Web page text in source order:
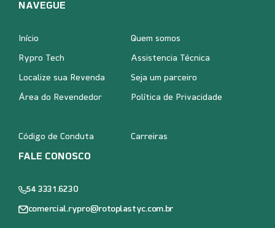
NAVEGUE
Início Quem somos
Rypro Tech Assistencia Técnica
Localize sua Revenda Seja um parceiro
Área do Revendedor Política de Privacidade
Código de Conduta Carreiras
FALE CONOSCO
54 3331.6230
comercial.rypro@rotoplastyc.com.br